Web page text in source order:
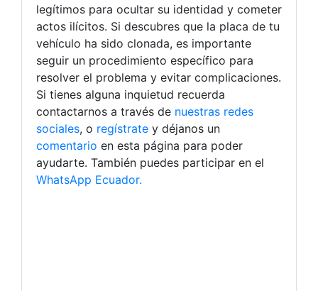
legítimos para ocultar su identidad y cometer
actos ilícitos. Si descubres que la placa de tu
vehículo ha sido clonada, es importante
seguir un procedimiento específico para
resolver el problema y evitar complicaciones.
Si tienes alguna inquietud recuerda
contactarnos a través de nuestras redes
sociales, o regístrate y déjanos un
comentario en esta página para poder
ayudarte. También puedes participar en el
WhatsApp Ecuador.